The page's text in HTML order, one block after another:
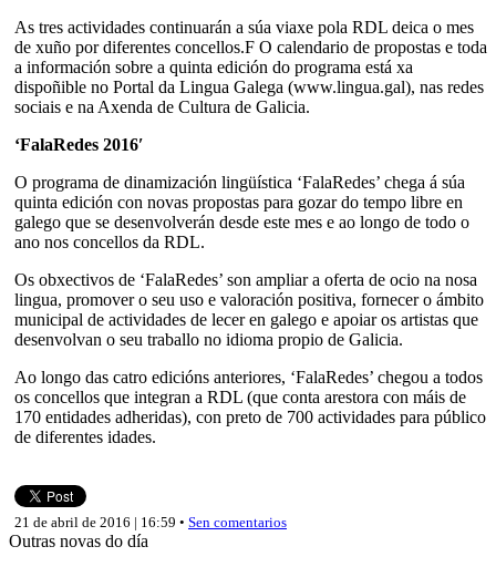
As tres actividades continuarán a súa viaxe pola RDL deica o mes
de xuño por diferentes concellos.F O calendario de propostas e toda
a información sobre a quinta edición do programa está xa
dispoñible no Portal da Lingua Galega (www.lingua.gal), nas redes
sociais e na Axenda de Cultura de Galicia.
‘FalaRedes 2016′
O programa de dinamización lingüística ‘FalaRedes’ chega á súa
quinta edición con novas propostas para gozar do tempo libre en
galego que se desenvolverán desde este mes e ao longo de todo o
ano nos concellos da RDL.
Os obxectivos de ‘FalaRedes’ son ampliar a oferta de ocio na nosa
lingua, promover o seu uso e valoración positiva, fornecer o ámbito
municipal de actividades de lecer en galego e apoiar os artistas que
desenvolvan o seu traballo no idioma propio de Galicia.
Ao longo das catro edicións anteriores, ‘FalaRedes’ chegou a todos
os concellos que integran a RDL (que conta arestora con máis de
170 entidades adheridas), con preto de 700 actividades para público
de diferentes idades.
21 de abril de 2016 | 16:59 • Sen comentarios
Outras novas do día